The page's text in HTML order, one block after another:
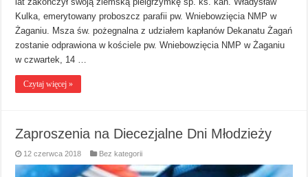
Kulka, emerytowany proboszcz parafii pw. Wniebowzięcia NMP w
Żaganiu. Msza św. pożegnalna z udziałem kapłanów Dekanatu Żagań
zostanie odprawiona w kościele pw. Wniebowzięcia NMP w Żaganiu
w czwartek, 14 …
Czytaj więcej »
Zaproszenia na Diecezjalne Dni Młodzieży
12 czerwca 2018 Bez kategorii